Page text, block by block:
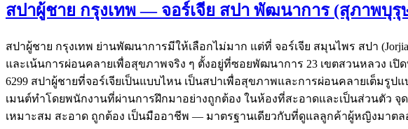
สปาผู้ชาย กรุงเทพ — จอร์เจีย สปา พัฒนาการ (สุภาพบุรุ
สปาผู้ชาย กรุงเทพ ย่านพัฒนาการมีให้เลือกไม่มาก แต่ที่ จอร์เจีย สมุนไพร สปา
และเน้นการผ่อนคลายเพื่อสุขภาพจริง ๆ ตั้งอยู่ที่ซอยพัฒนาการ 23 เขตสวนหลวง เปิ
6299 สปาผู้ชายที่จอร์เจียเป็นแบบไหน เป็นสปาเพื่อสุขภาพและการผ่อนคลายเต็มรู
เมนต์ทำโดยพนักงานที่ผ่านการฝึกมาอย่างถูกต้อง ในห้องที่สะอาดและเป็นส่วนตัว
เหมาะสม สะอาด ถูกต้อง เป็นมืออาชีพ — มาตรฐานเดียวกับที่ดูแลลูกค้าผู้หญิงมาตล